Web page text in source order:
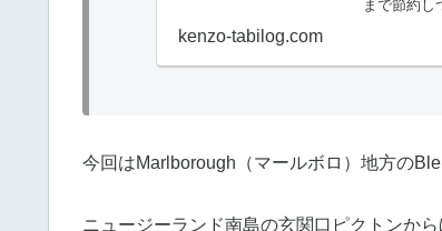
まで節約し
kenzo-tabilog.com
今回はMarlborough（マールボロ）地方の
ニュージーランド南島の玄関口ピクトンか